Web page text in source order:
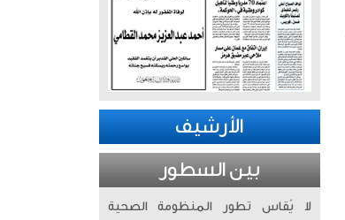
الأرشيف
بين السطور
لا يُقاس تطور المنظومة الصحية